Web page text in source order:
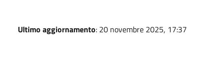
Ultimo aggiornamento: 20 novembre 2025, 17:37